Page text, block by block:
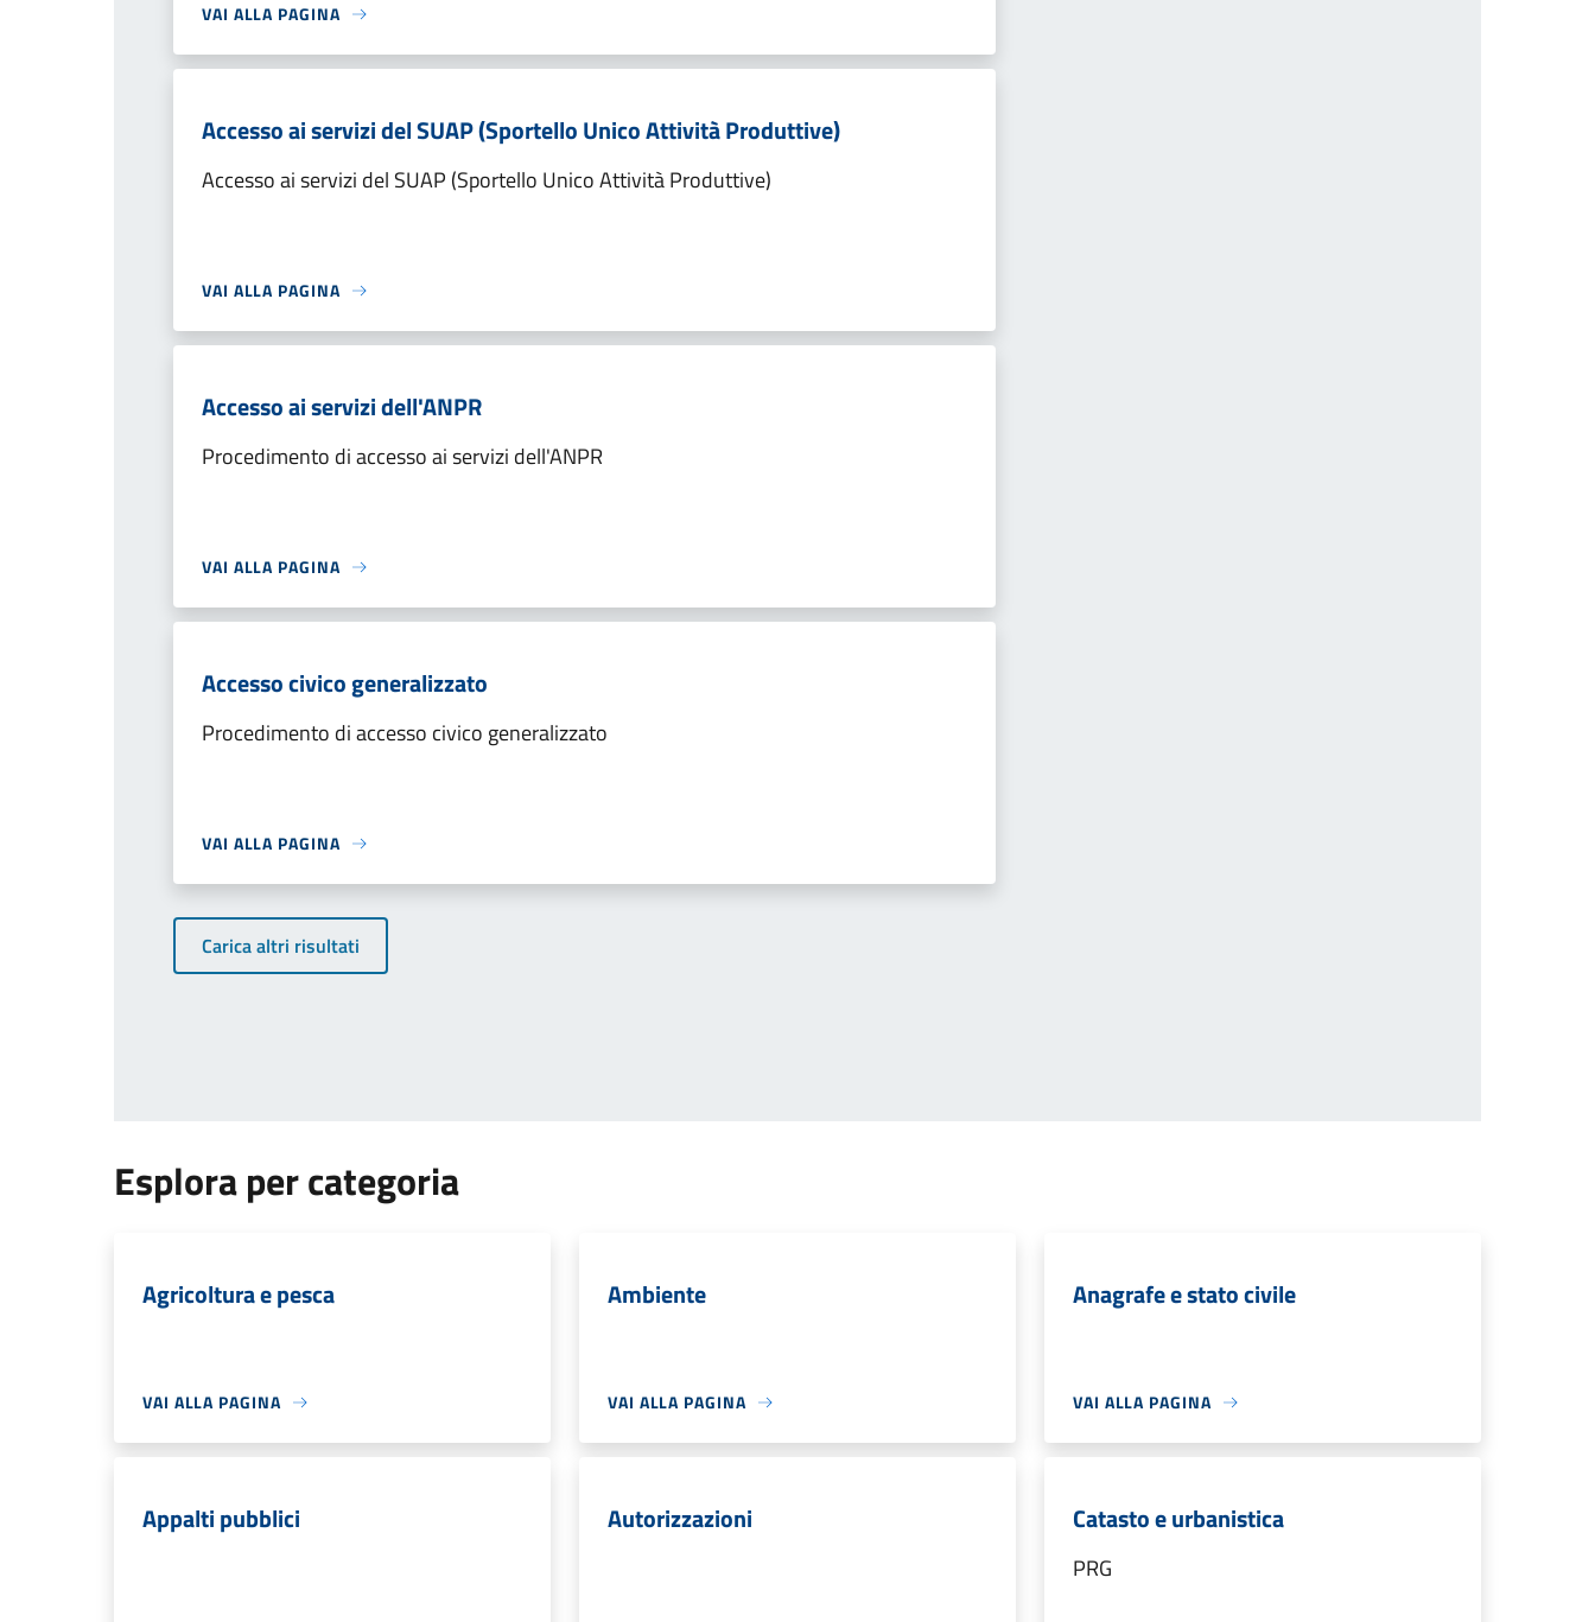
VAI ALLA PAGINA
Accesso ai servizi del SUAP (Sportello Unico Attività Produttive)
Accesso ai servizi del SUAP (Sportello Unico Attività Produttive)
VAI ALLA PAGINA
Accesso ai servizi dell'ANPR
Procedimento di accesso ai servizi dell'ANPR
VAI ALLA PAGINA
Accesso civico generalizzato
Procedimento di accesso civico generalizzato
VAI ALLA PAGINA
Carica altri risultati
Esplora per categoria
Agricoltura e pesca
VAI ALLA PAGINA
Ambiente
VAI ALLA PAGINA
Anagrafe e stato civile
VAI ALLA PAGINA
Appalti pubblici Autorizzazioni Catasto e urbanistica
PRG